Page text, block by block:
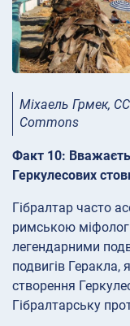
Міхаель Грмек,
Commons
Факт 10:
Геркулесових
Гібралтар часто
римською
легендарними
подвигів Геракла,
створення
Гібралтарську